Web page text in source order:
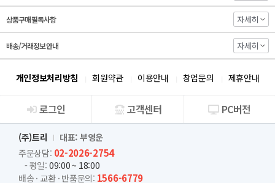
상품구매 필독사항 자세히
배송/거래정보 안내 자세히
개인정보처리방침 회원약관 이용안내 창업문의 제휴안내
회사소개
로그인 고객센터 PC버전
(주)트리
대표: 부영운
주문상담: 02-2026-2754
- 평일: 09:00 ~ 18:00
배송 · 교환 · 반품문의: 1566-6779